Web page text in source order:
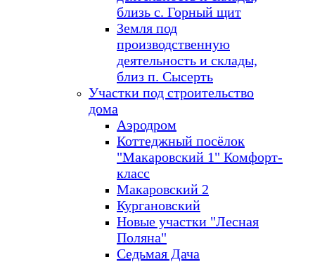
близь с. Горный щит
Земля под
производственную
деятельность и склады,
близ п. Сысерть
Участки под строительство
дома
Аэродром
Коттеджный посёлок
"Макаровский 1" Комфорт-
класс
Макаровский 2
Кургановский
Новые участки "Лесная
Поляна"
Седьмая Дача